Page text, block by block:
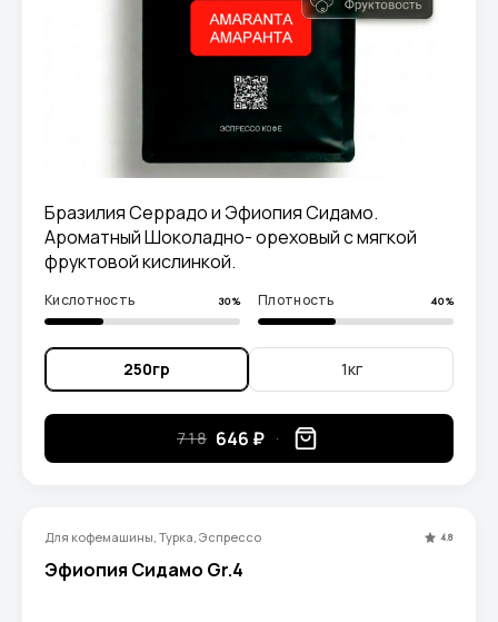
Бразилия Серрадо и Эфиопия Сидамо.
Ароматный Шоколадно- ореховый с мягкой
фруктовой кислинкой.
Кислотность 30% Плотность 40%
250гр 1кг
718 646 ₽
Для кофемашины, Турка, Эспрессо 4.8
Эфиопия Сидамо Gr.4